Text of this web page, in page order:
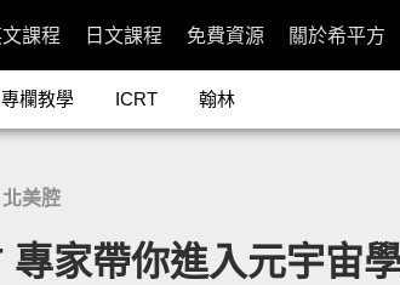
課程 日文課程 免費資源 關於希平方
專欄教學 ICRT 翰林
北美腔
專家帶你進入元宇